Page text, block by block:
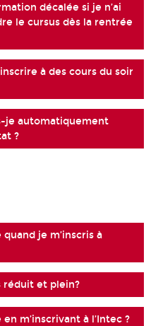
décalée si je n’ai
le cursus dès la rentrée
à des cours du soir
je automatiquement
?
je m’inscris à
réduit et plein?
m’inscrivant à l’Intec ?